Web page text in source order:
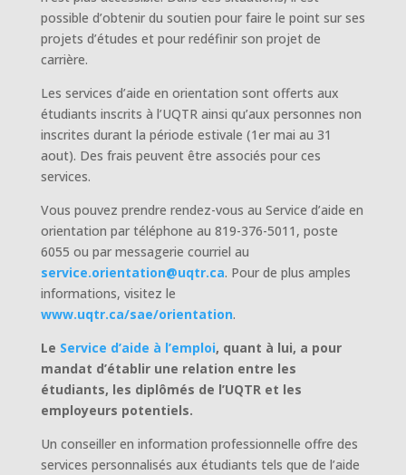
possible d’obtenir du soutien pour faire le point sur ses
projets d’études et pour redéfinir son projet de
carrière.
Les services d’aide en orientation sont offerts aux
étudiants inscrits à l’UQTR ainsi qu’aux personnes non
inscrites durant la période estivale (1er mai au 31
aout). Des frais peuvent être associés pour ces
services.
Vous pouvez prendre rendez-vous au Service d’aide en
orientation par téléphone au 819-376-5011, poste
6055 ou par messagerie courriel au
service.orientation@uqtr.ca. Pour de plus amples
informations, visitez le
www.uqtr.ca/sae/orientation.
Le Service d’aide à l’emploi, quant à lui, a pour
mandat d’établir une relation entre les
étudiants, les diplômés de l’UQTR et les
employeurs potentiels.
Un conseiller en information professionnelle offre des
services personnalisés aux étudiants tels que de l’aide